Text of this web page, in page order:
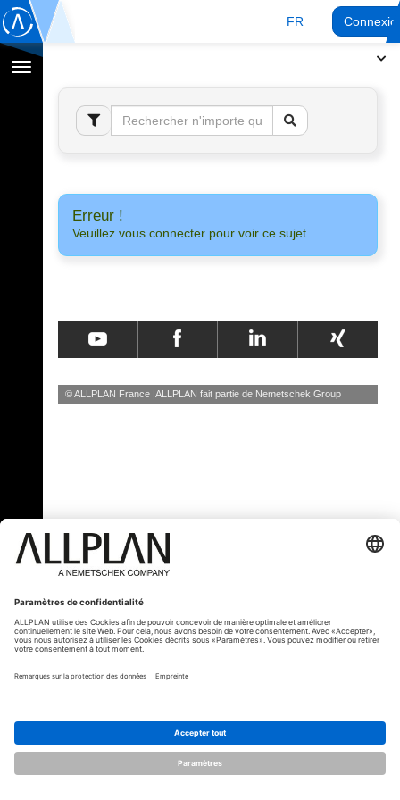
FR
Afficher
Erreur !
Veuillez vous connecter pour voir ce sujet.
© ALLPLAN France ALLPLAN fait partie de Nemetschek Group